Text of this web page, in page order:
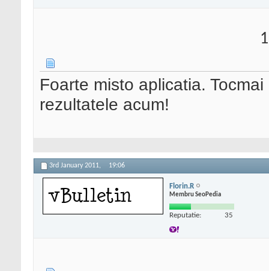
Foarte misto aplicatia.
rezultatele acum!
3rd January 2011, 19:06
Florin.R
Membru SeoPedia
Reputatie: 35